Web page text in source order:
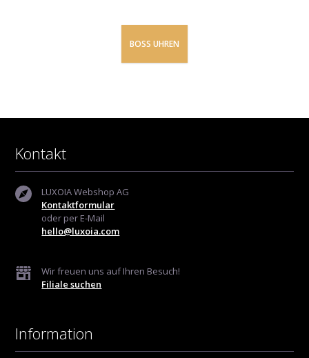
BOSS UHREN
Kontakt
LUXOIA Webshop AG
Kontaktformular
oder per E-Mail
hello@luxoia.com
Wir freuen uns auf Ihren Besuch!
Filiale suchen
Information